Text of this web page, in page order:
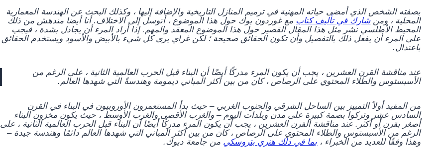
بصفته الشخص الذي أمضى حياته المهنية في ترميم المنازل التاريخية والإضافة إليها ، وكذلك البحث عن الهندسة المعمارية
المحلية ، ومنشارك في تأليف كتاب مع غوردون بوك حول هذا الموضوع ، أتوسل إلى الاختلاف. أنا أيضا مندهش من ذلك
المحيط الأطلسي نشر مثل هذا المقال القصير حول هذا الموضوع المعقد والمهم. إذا أراد المرء أن يجادل بشدة ، فيجب
على المرء أن يفعل ذلك بالتفصيل وأن تكون الحقائق صحيحة ؛ لكن غراي يرى كل شيء بالأبيض والأسود ويستخدم الحقائق
باعتدال.
عند مناقشة القرن العشرين ، يجب أن يكون المرء مدركًا أيضًا أن البناء قبل الحرب العالمية الثانية ، على الرغم من
الأسبستوس والطلاء المحتوي على الرصاص ، كان من بين أكثر المباني ديمومة وهندسةً التي شهدها العالم.
من المفيد أولاً التمييز بين الساحل الشرقي والجنوب الغربي – حيث بدأ المستعمرون الأوروبيون في البناء في القرن
السادس عشر وتركوا بصمة كبيرة على مدن وبلدات اليوم – والغرب الأقصى والغرب الأوسط ، حيث يكون مخزون البناء
أصغر بقرن أو أكثر. عند مناقشة القرن العشرين ، يجب أن يكون المرء مدركًا أيضًا أن البناء قبل الحرب العالمية الثانية ، على
الرغم من الأسبستوس والطلاء المحتوي على الرصاص ، كان من بين أكثر المباني التي شهدها العالم دائمًا وهندسة جيدة –
وهذا وفقًا للعديد من الخبراء ، بما في ذلك هنري بتروسكي من جامعة ديوك.